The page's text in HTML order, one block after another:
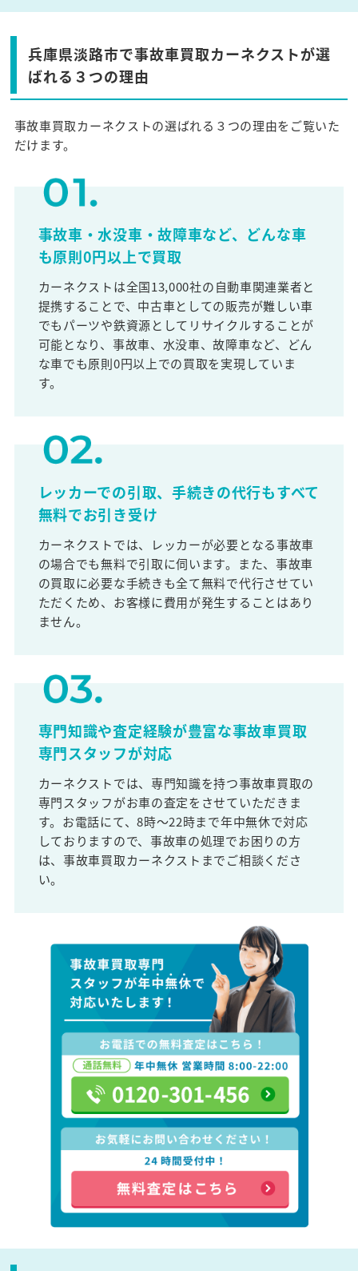
兵庫県淡路市で事故車買取カーネクストが選
ばれる３つの理由
事故車買取カーネクストの選ばれる３つの理由をご覧いた
だけます。
事故車・水没車・故障車など、どんな車
も原則0円以上で買取
カーネクストは全国13,000社の自動車関連業者と
提携することで、中古車としての販売が難しい車
でもパーツや鉄資源としてリサイクルすることが
可能となり、事故車、水没車、故障車など、どん
な車でも原則0円以上での買取を実現していま
す。
レッカーでの引取、手続きの代行もすべて
無料でお引き受け
カーネクストでは、レッカーが必要となる事故車
の場合でも無料で引取に伺います。また、事故車
の買取に必要な手続きも全て無料で代行させてい
ただくため、お客様に費用が発生することはあり
ません。
専門知識や査定経験が豊富な事故車買取
専門スタッフが対応
カーネクストでは、専門知識を持つ事故車買取の
専門スタッフがお車の査定をさせていただきま
す。お電話にて、8時～22時まで年中無休で対応
しておりますので、事故車の処理でお困りの方
は、事故車買取カーネクストまでご相談くださ
い。